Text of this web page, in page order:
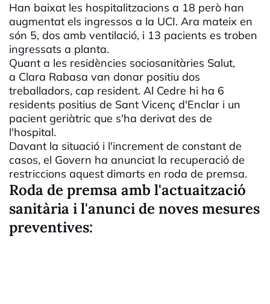
Han baixat les hospitalitzacions a 18 però han
augmentat els ingressos a la UCI. Ara mateix en
són 5, dos amb ventilació, i 13 pacients es troben
ingressats a planta.
Quant a les residències sociosanitàries Salut,
a Clara Rabasa van donar positiu dos
treballadors, cap resident. Al Cedre hi ha 6
residents positius de Sant Vicenç d'Enclar i un
pacient geriàtric que s'ha derivat des de
l'hospital.
Davant la situació i l'increment de constant de
casos, el Govern ha anunciat la recuperació de
restriccions aquest dimarts en roda de premsa.
Roda de premsa amb l'actuaització
sanitària i l'anunci de noves mesures
preventives: